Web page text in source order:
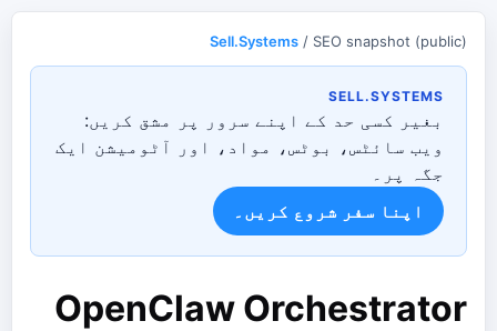
Sell.Systems / SEO snapshot (public)
SELL.SYSTEMS
بغیر کسی حد کے اپنے سرور پر مشق کریں:
ویب سائٹس، بوٹس، مواد، اور آٹومیشن ایک
جگہ پر۔
اپنا سفر شروع کریں۔
OpenClaw Orchestrator